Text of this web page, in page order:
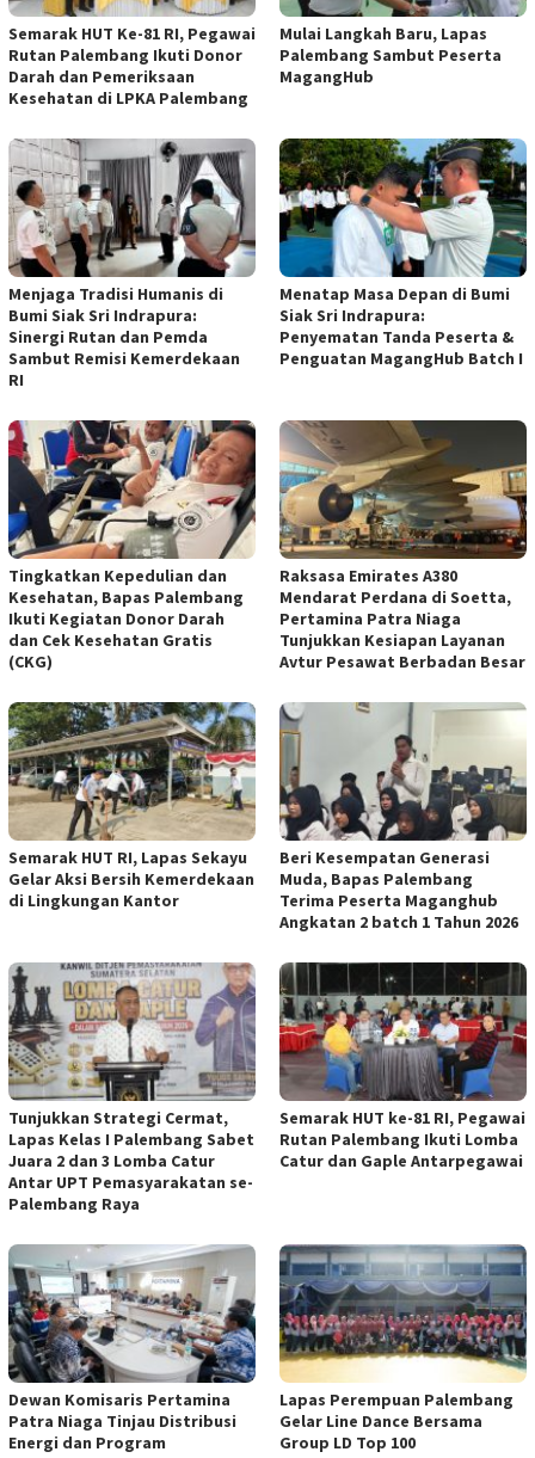
Semarak HUT Ke-81 RI, Pegawai
Rutan Palembang Ikuti Donor
Darah dan Pemeriksaan
Kesehatan di LPKA Palembang
Mulai Langkah Baru, Lapas
Palembang Sambut Peserta
MagangHub
Menjaga Tradisi Humanis di
Bumi Siak Sri Indrapura:
Sinergi Rutan dan Pemda
Sambut Remisi Kemerdekaan
RI
Menatap Masa Depan di Bumi
Siak Sri Indrapura:
Penyematan Tanda Peserta &
Penguatan MagangHub Batch I
Tingkatkan Kepedulian dan
Kesehatan, Bapas Palembang
Ikuti Kegiatan Donor Darah
dan Cek Kesehatan Gratis
(CKG)
Raksasa Emirates A380
Mendarat Perdana di Soetta,
Pertamina Patra Niaga
Tunjukkan Kesiapan Layanan
Avtur Pesawat Berbadan Besar
Semarak HUT RI, Lapas Sekayu
Gelar Aksi Bersih Kemerdekaan
di Lingkungan Kantor
Beri Kesempatan Generasi
Muda, Bapas Palembang
Terima Peserta Maganghub
Angkatan 2 batch 1 Tahun 2026
Tunjukkan Strategi Cermat,
Lapas Kelas I Palembang Sabet
Juara 2 dan 3 Lomba Catur
Antar UPT Pemasyarakatan se-
Palembang Raya
Semarak HUT ke-81 RI, Pegawai
Rutan Palembang Ikuti Lomba
Catur dan Gaple Antarpegawai
Dewan Komisaris Pertamina
Patra Niaga Tinjau Distribusi
Energi dan Program
Lapas Perempuan Palembang
Gelar Line Dance Bersama
Group LD Top 100